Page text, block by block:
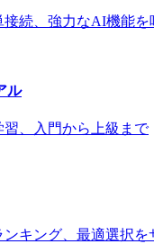
続、強力なAI機能を
ル
、入門から上級まで
キング、最適選択を